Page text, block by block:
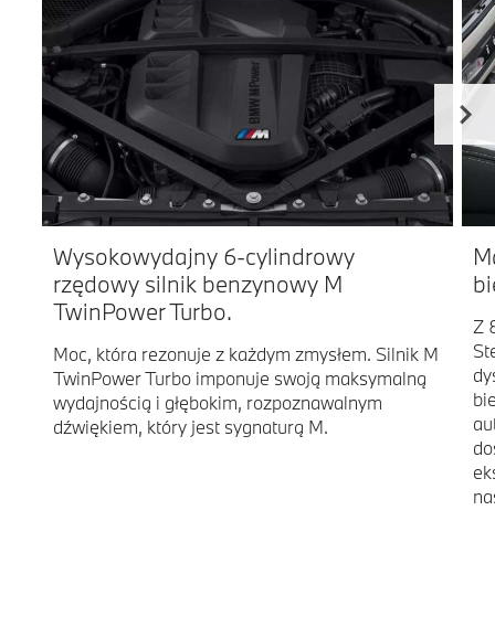
Wysokowydajny 6-cylindrowy
rzędowy silnik benzynowy M
TwinPower Turbo.
Moc, która rezonuje z każdym zmysłem. Silnik M
TwinPower Turbo imponuje swoją maksymalną
wydajnością i głębokim, rozpoznawalnym
dźwiękiem, który jest sygnaturą M.
Z